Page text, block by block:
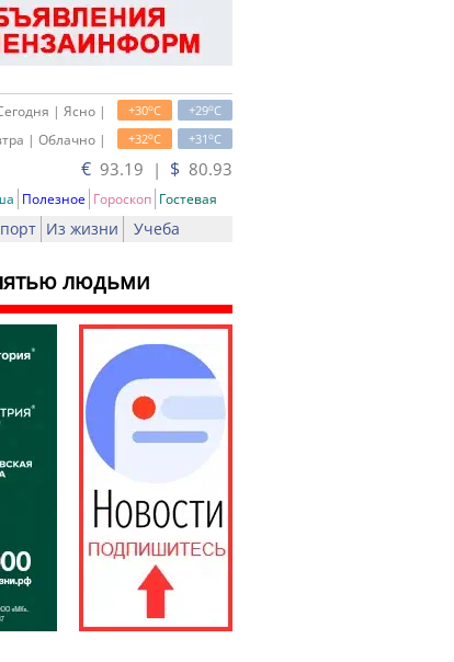
+29oC
+30oC
| Ясно |
+31oC
+32oC
| Облачно |
€ 93.19 | $ 80.93
Полезное Гороскоп Гостевая
Из жизни Учеба
людьми